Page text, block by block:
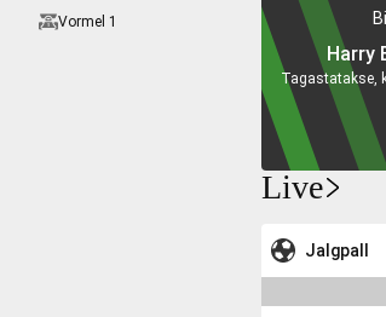
Vormel 1
Harry
Live
Jalgpall